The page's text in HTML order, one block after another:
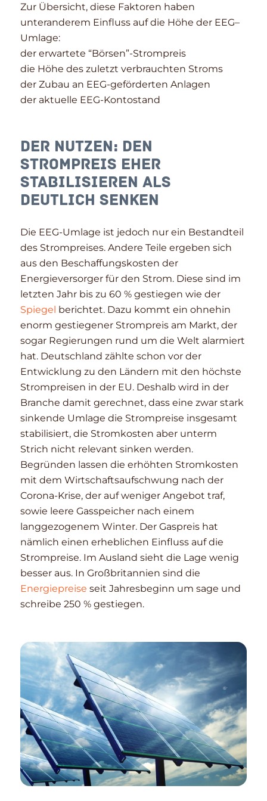
Zur Übersicht, diese Faktoren haben
unteranderem Einfluss auf die Höhe der EEG–
Umlage:
der erwartete “Börsen”-Strompreis
die Höhe des zuletzt verbrauchten Stroms
der Zubau an EEG-geförderten Anlagen
der aktuelle EEG-Kontostand
Der Nutzen: Den
Strompreis eher
stabilisieren als
deutlich senken
Die EEG-Umlage ist jedoch nur ein Bestandteil
des Strompreises. Andere Teile ergeben sich
aus den Beschaffungskosten der
Energieversorger für den Strom. Diese sind im
letzten Jahr bis zu 60 % gestiegen wie der
Spiegel berichtet. Dazu kommt ein ohnehin
enorm gestiegener Strompreis am Markt, der
sogar Regierungen rund um die Welt alarmiert
hat. Deutschland zählte schon vor der
Entwicklung zu den Ländern mit den höchste
Strompreisen in der EU. Deshalb wird in der
Branche damit gerechnet, dass eine zwar stark
sinkende Umlage die Strompreise insgesamt
stabilisiert, die Stromkosten aber unterm
Strich nicht relevant sinken werden.
Begründen lassen die erhöhten Stromkosten
mit dem Wirtschaftsaufschwung nach der
Corona-Krise, der auf weniger Angebot traf,
sowie leere Gasspeicher nach einem
langgezogenem Winter. Der Gaspreis hat
nämlich einen erheblichen Einfluss auf die
Strompreise. Im Ausland sieht die Lage wenig
besser aus. In Großbritannien sind die
Energiepreise seit Jahresbeginn um sage und
schreibe 250 % gestiegen.